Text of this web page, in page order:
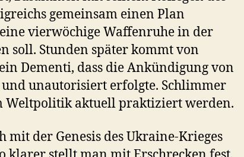
gemeinsam einen Plan
vierwöchige Waffenruhe in der
soll. Stunden später kommt von
Dementi, dass die Ankündigung von
unautorisiert erfolgte. Schlimmer
Weltpolitik aktuell praktiziert werden.
mit der Genesis des Ukraine-Krieges